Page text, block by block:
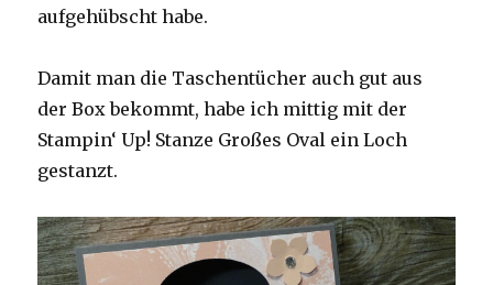
aufgehübscht habe.
Damit man die Taschentücher auch gut aus
der Box bekommt, habe ich mittig mit der
Stampin‘ Up! Stanze Großes Oval ein Loch
gestanzt.